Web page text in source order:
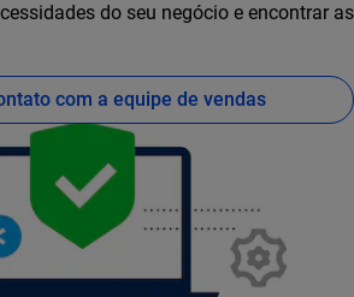
do seu negócio e encontrar as
com a equipe de vendas